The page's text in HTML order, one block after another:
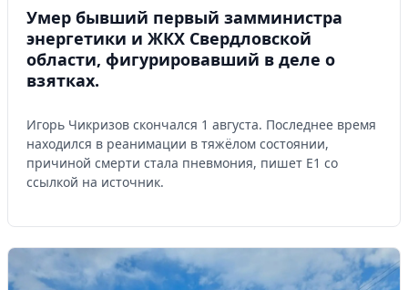
Умер бывший первый замминистра
энергетики и ЖКХ Свердловской
области, фигурировавший в деле о
взятках.
Игорь Чикризов скончался 1 августа. Последнее время
находился в реанимации в тяжёлом состоянии,
причиной смерти стала пневмония, пишет Е1 со
ссылкой на источник.